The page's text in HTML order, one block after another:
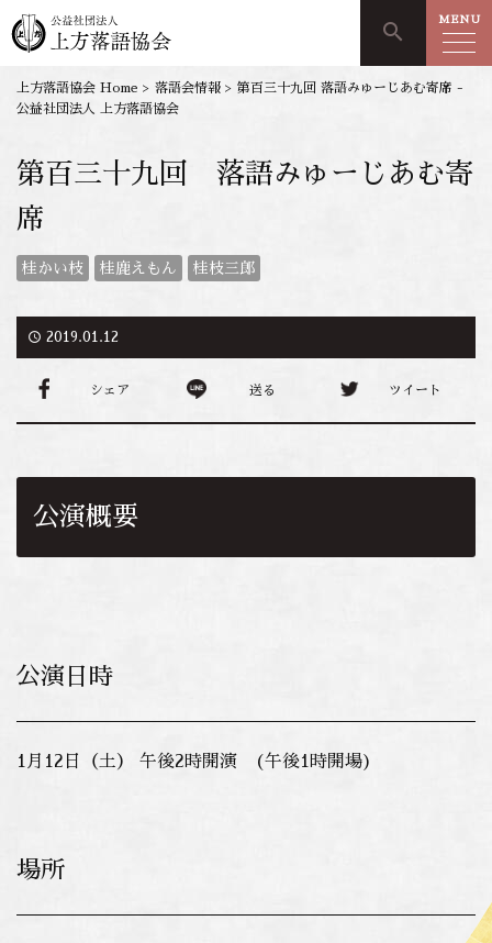
search MENU
上方落語協会 Home > 落語会情報 > 第百三十九回 落語みゅーじあむ寄席 -
公益社団法人 上方落語協会
第百三十九回 落語みゅーじあむ寄
席
桂かい枝 桂鹿えもん 桂枝三郎
access_time 2019.01.12
シェア 送る ツイート
公演概要
公演日時
1月12日（土） 午後2時開演 (午後1時開場)
場所